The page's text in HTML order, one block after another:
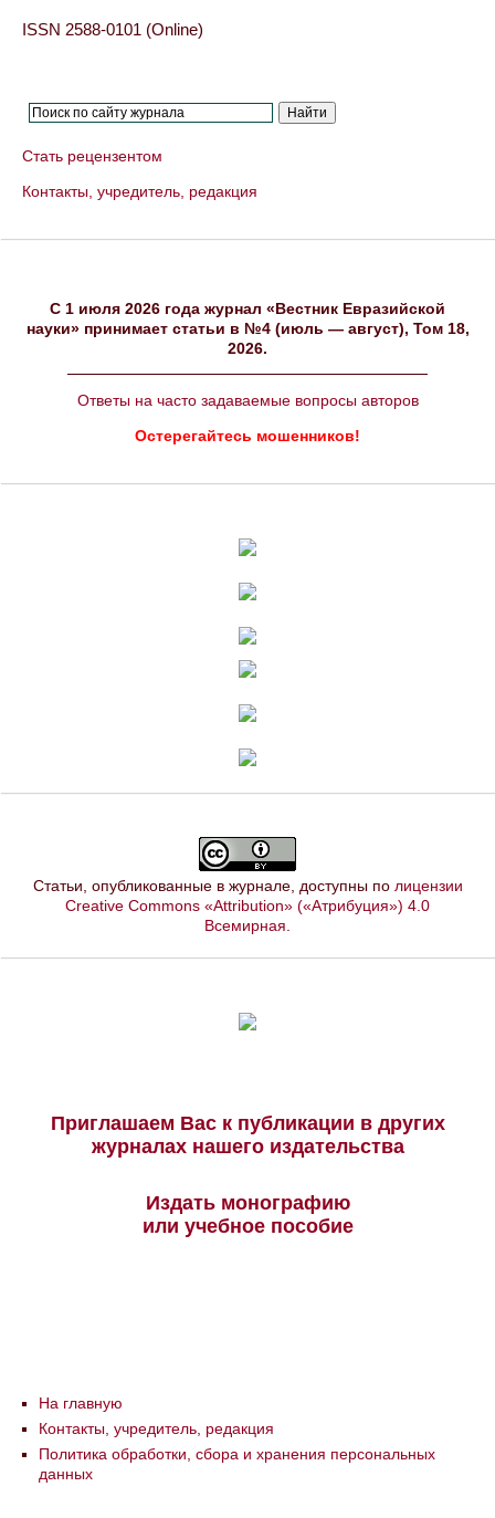
ISSN 2588-0101 (Online)
Стать рецензентом
Контакты, учредитель, редакция
C 1 июля 2026 года журнал «Вестник Евразийской
науки» принимает статьи в №4 (июль — август), Том 18,
2026.
Ответы на часто задаваемые вопросы авторов
Остерегайтесь мошенников!
Статьи, опубликованные в журнале, доступны по лицензии
Creative Commons «Attribution» («Атрибуция») 4.0
Всемирная
Приглашаем Вас к публикации в других
журналах нашего издательства
Издать монографию
или учебное пособие
На главную
Контакты, учредитель, редакция
Политика обработки, сбора и хранения персональных
данных